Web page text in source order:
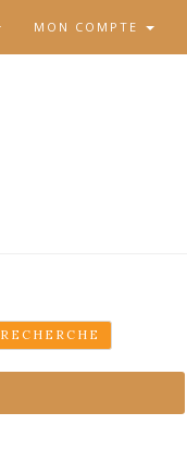
MON COMPTE
RECHERCHE